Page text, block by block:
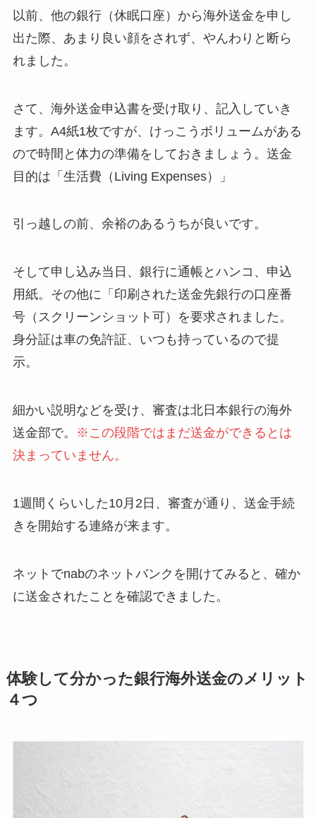
以前、他の銀行（休眠口座）から海外送金を申し
出た際、あまり良い顔をされず、やんわりと断ら
れました。
さて、海外送金申込書を受け取り、記入していき
ます。A4紙1枚ですが、けっこうボリュームがある
ので時間と体力の準備をしておきましょう。送金
目的は「生活費（Living Expenses）」
引っ越しの前、余裕のあるうちが良いです。
そして申し込み当日、銀行に通帳とハンコ、申込
用紙。その他に「印刷された送金先銀行の口座番
号（スクリーンショット可）を要求されました。
身分証は車の免許証、いつも持っているので提
示。
細かい説明などを受け、審査は北日本銀行の海外
送金部で。
※この段階ではまだ送金ができるとは
決まっていません。
1週間くらいした10月2日、審査が通り、送金手続
きを開始する連絡が来ます。
ネットでnabのネットバンクを開けてみると、確か
に送金されたことを確認できました。
体験して分かった銀行海外送金のメリット
４つ